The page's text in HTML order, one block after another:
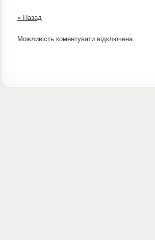
« Назад
Можливість коментувати відключена.